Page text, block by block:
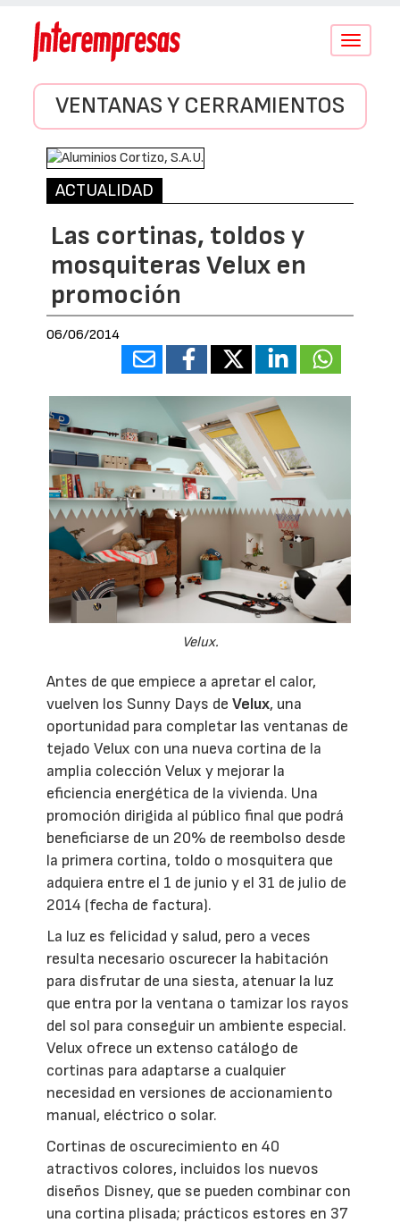
Conmutar
VENTANAS Y CERRAMIENTOS
ACTUALIDAD
Las cortinas, toldos y
mosquiteras Velux en
promoción
06/06/2014
Velux.
Antes de que empiece a apretar el calor,
vuelven los Sunny Days deVelux, una
oportunidad para completar las ventanas de
tejado Velux con una nueva cortina de la
amplia colección Velux y mejorar la
eficiencia energética de la vivienda. Una
promoción dirigida al público final que podrá
beneficiarse de un 20% de reembolso desde
la primera cortina, toldo o mosquitera que
adquiera entre el 1 de junio y el 31 de julio de
2014 (fecha de factura).
La luz es felicidad y salud, pero a veces
resulta necesario oscurecer la habitación
para disfrutar de una siesta, atenuar la luz
que entra por la ventana o tamizar los rayos
del sol para conseguir un ambiente especial.
Velux ofrece un extenso catálogo de
cortinas para adaptarse a cualquier
necesidad en versiones de accionamiento
manual, eléctrico o solar.
Cortinas de oscurecimiento en 40
atractivos colores, incluidos los nuevos
diseños Disney, que se pueden combinar con
una cortina plisada; prácticos estores en 37